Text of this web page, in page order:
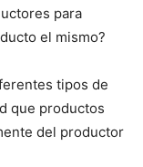
para
el mismo?
tipos de
que productos
del productor